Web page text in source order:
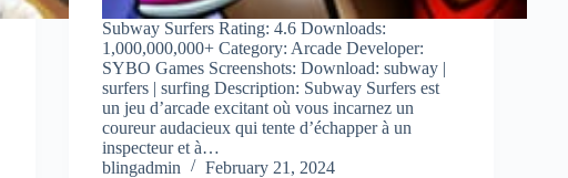
Subway Surfers Rating: 4.6 Downloads:
1,000,000,000+ Category: Arcade Developer:
SYBO Games Screenshots: Download: subway |
surfers | surfing Description: Subway Surfers est
un jeu d’arcade excitant où vous incarnez un
coureur audacieux qui tente d’échapper à un
inspecteur et à…
blingadmin
February 21, 2024